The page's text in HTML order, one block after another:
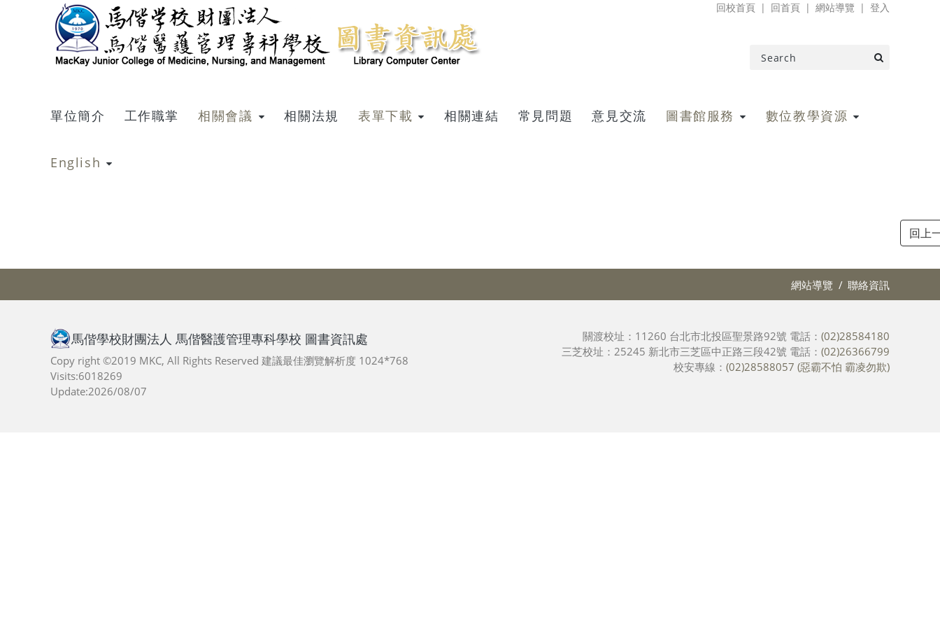
跳到主要內容 回校首頁 回首頁 網站導覽 登入
單位簡介 工作職掌 相關會議 相關法規 表單下載 相關連結 常見問題 意見交流 圖書館服務 數位教學資源
English
網站導覽 聯絡資訊
馬偕學校財團法人 馬偕醫護管理專科學校 圖書資訊處
Copy right ©2019 MKC, All Rights Reserved 建議最佳瀏覽解析度 1024*768
Visits:6018269
Update:2026/08/07
關渡校址：11260 台北市北投區聖景路92號 電話： (02)28584180
三芝校址：25245 新北市三芝區中正路三段42號 電話： (02)26366799
校安專線： (02)28588057 (惡霸不怕 霸凌勿欺)